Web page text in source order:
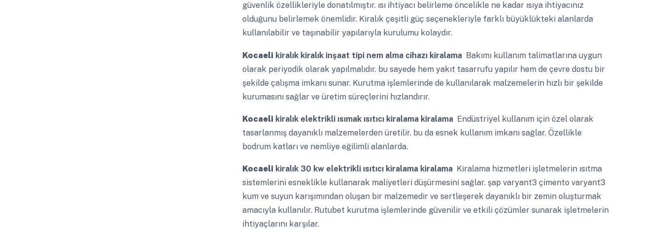
güvenlik özellikleriyle donatılmıştır. ısı ihtiyacı belirleme öncelikle ne kadar ısıya ihtiyacınız
olduğunu belirlemek önemlidir. Kiralık çeşitli güç seçenekleriyle farklı büyüklükteki alanlarda
kullanılabilir ve taşınabilir yapılarıyla kurulumu kolaydır.
Kocaeli kiralık kiralık inşaat tipi nem alma cihazı kiralama Bakımı kullanım talimatlarına uygun
olarak periyodik olarak yapılmalıdır. bu sayede hem yakıt tasarrufu yapılır hem de çevre dostu bir
şekilde çalışma imkanı sunar. Kurutma işlemlerinde de kullanılarak malzemelerin hızlı bir şekilde
kurumasını sağlar ve üretim süreçlerini hızlandırır.
Kocaeli kiralık elektrikli ısımak ısıtıcı kiralama kiralama Endüstriyel kullanım için özel olarak
tasarlanmış dayanıklı malzemelerden üretilir. bu da esnek kullanım imkanı sağlar. Özellikle
bodrum katları ve nemliye eğilimli alanlarda.
Kocaeli kiralık 30 kw elektrikli ısıtıcı kiralama kiralama Kiralama hizmetleri işletmelerin ısıtma
sistemlerini esneklikle kullanarak maliyetleri düşürmesini sağlar. şap varyant3 çimento varyant3
kum ve suyun karışımından oluşan bir malzemedir ve sertleşerek dayanıklı bir zemin oluşturmak
amacıyla kullanılır. Rutubet kurutma işlemlerinde güvenilir ve etkili çözümler sunarak işletmelerin
ihtiyaçlarını karşılar.